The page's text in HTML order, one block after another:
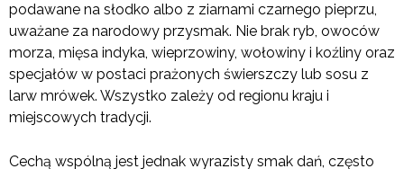
podawane na słodko albo z ziarnami czarnego pieprzu,
uważane za narodowy przysmak. Nie brak ryb, owoców
morza, mięsa indyka, wieprzowiny, wołowiny i koźliny oraz
specjałów w postaci prażonych świerszczy lub sosu z
larw mrówek. Wszystko zależy od regionu kraju i
miejscowych tradycji.
Cechą wspólną jest jednak wyrazisty smak dań, często